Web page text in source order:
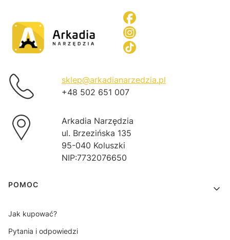
sklep@arkadianarzedzia.pl
+48 502 651 007
Arkadia Narzędzia
ul. Brzezińska 135
95-040 Koluszki
NIP:7732076650
Linki w stopce
POMOC
Jak kupować?
Pytania i odpowiedzi